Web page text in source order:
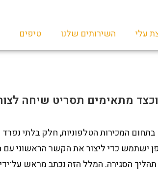
עלי השירותים שלנו טיפים
מתאימים תסריט שיחה
המכירות הטלפוניות, חלק בלתי
ישתמש כדי ליצור את הקשר הראשוני עם
הסגירה. המלל הזה נכתב מראש